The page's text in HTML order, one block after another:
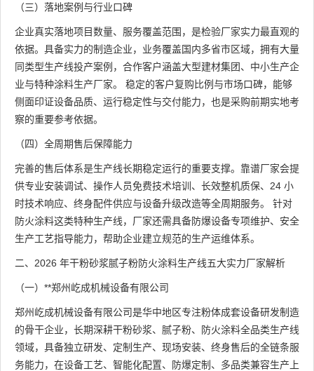
（三）落地案例与行业口碑
企业真实落地项目数量、服务覆盖范围，是检验厂家实力最直观的
依据。具备实力的制造企业，业务覆盖国内多省市区域，拥有大量
同类型生产线投产案例，合作客户涵盖大型建材集团、中小生产企
业与特种涂料生产厂家。 稳定的客户复购比例与市场口碑，能够
侧面印证设备品质、运行稳定性与交付能力，也是采购前期实地考
察的重要参考依据。
（四）全周期售后保障能力
完善的售后体系是生产线长期稳定运行的重要支撑。靠谱厂家会提
供专业安装调试、操作人员免费技术培训、长效整机质保、24 小
时技术响应、终身配件供应与设备升级改造等全周期服务。 针对
防火涂料这类特种生产线，厂家还需具备防爆设备专项维护、安全
生产工艺指导能力，帮助企业建立规范的生产运维体系。
二、2026 年干粉砂浆腻子粉防火涂料生产线五大实力厂家解析
（一）**郑州屹成机械设备有限公司
郑州屹成机械设备有限公司是华中地区专注粉体成套设备研发制造
的骨干企业，长期深耕干粉砂浆、腻子粉、防火涂料全品类生产线
领域，具备独立研发、定制生产、现场安装、终身售后的全链条服
务能力，在设备工艺、智能化配置、防爆定制、多品类兼容生产上